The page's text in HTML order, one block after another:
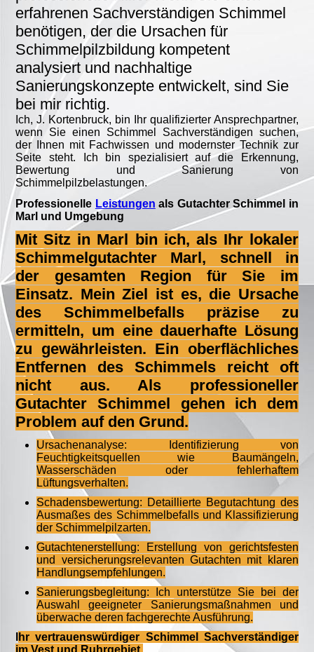
erfahrenen Sachverständigen Schimmel
benötigen, der die Ursachen für
Schimmelpilzbildung kompetent
analysiert und nachhaltige
Sanierungskonzepte entwickelt, sind Sie
bei mir richtig.
Ich, J. Kortenbruck, bin Ihr qualifizierter Ansprechpartner,
wenn Sie einen Schimmel Sachverständigen suchen,
der Ihnen mit Fachwissen und modernster Technik zur
Seite steht. Ich bin spezialisiert auf die Erkennung,
Bewertung und Sanierung von
Schimmelpilzbelastungen.
Professionelle Leistungen als Gutachter Schimmel in
Marl und Umgebung
Mit Sitz in Marl bin ich, als Ihr lokaler
Schimmelgutachter Marl, schnell in
der gesamten Region für Sie im
Einsatz. Mein Ziel ist es, die Ursache
des Schimmelbefalls präzise zu
ermitteln, um eine dauerhafte Lösung
zu gewährleisten. Ein oberflächliches
Entfernen des Schimmels reicht oft
nicht aus. Als professioneller
Gutachter Schimmel gehen ich dem
Problem auf den Grund.
Ursachenanalyse: Identifizierung von
Feuchtigkeitsquellen wie Baumängeln,
Wasserschäden oder fehlerhaftem
Lüftungsverhalten.
Schadensbewertung: Detaillierte Begutachtung des
Ausmaßes des Schimmelbefalls und Klassifizierung
der Schimmelpilzarten.
Gutachtenerstellung: Erstellung von gerichtsfesten
und versicherungsrelevanten Gutachten mit klaren
Handlungsempfehlungen.
Sanierungsbegleitung: Ich unterstütze Sie bei der
Auswahl geeigneter Sanierungsmaßnahmen und
überwache deren fachgerechte Ausführung.
hr vertrauenswürdiger Schimmel Sachverständiger
im Vest und Ruhrgebiet.